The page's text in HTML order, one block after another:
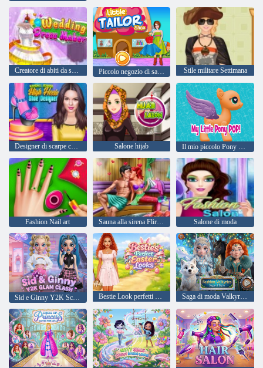
Creatore di abiti da sposa Piccolo negozio di sartoria Stile militare Settimana
Designer di scarpe con tacco alto Salone hijab Il mio piccolo Pony Pop
Fashion Nail art Sauna alla sirena Flirtare Salone di moda
Bestie Look perfetti per Pasqua Saga di moda Valkyries di stile